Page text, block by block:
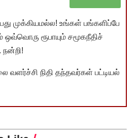
முக்கியமல்ல! உங்கள் பங்களிப்பே
ரூபாயும் சமூகநீதிச்
நன்றி!
நிதி தந்தவர்கள் பட்டியல்